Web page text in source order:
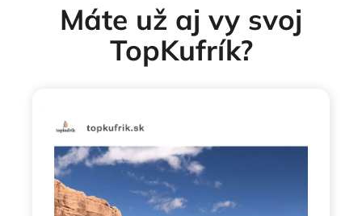
Máte už aj vy svoj
TopKufrík?